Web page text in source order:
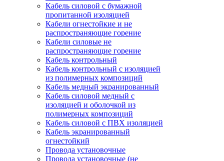
Кабель силовой с бумажной
пропитанной изоляцией
Кабели огнестойкие и не
распространяющие горение
Кабели силовые не
распространяющие горение
Кабель контрольный
Кабель контрольный с изоляцией
из полимерных композиций
Кабель медный экранированный
Кабель силовой медный с
изоляцией и оболочкой из
полимерных композиций
Кабель силовой с ПВХ изоляцией
Кабель экранированный
огнестойкий
Провода установочные
Провода установочные (не